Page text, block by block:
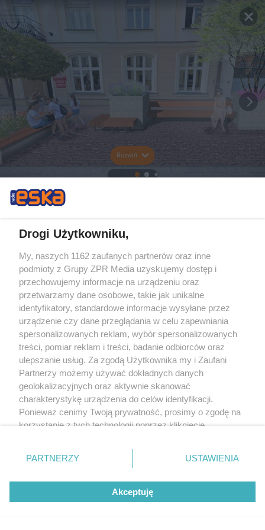
Rozwiń
Drogi Użytkowniku,
My, naszych 1162 zaufanych partnerów oraz inne
podmioty z Grupy ZPR Media uzyskujemy dostęp i
przechowujemy informacje na urządzeniu oraz
przetwarzamy dane osobowe, takie jak unikalne
identyfikatory, standardowe informacje wysyłane przez
urządzenie czy dane przeglądania w celu zapewniania
spersonalizowanych reklam, wybór spersonalizowanych
treści, pomiar reklam i treści, badanie odbiorców oraz
ulepszanie usług. Za zgodą Użytkownika my i Zaufani
Partnerzy możemy używać dokładnych danych
geolokalizacyjnych oraz aktywnie skanować
charakterystykę urządzenia do celów identyfikacji.
Ponieważ cenimy Twoją prywatność, prosimy o zgodę na
korzystanie z tych technologii poprzez kliknięcie
zmienić/wycofać klikając przycisk ustawień prywatności
znajdujący się w lewym dolnym rogu strony
rodzaje przetwarzania danych nie wymagają zgody
użytkownika, ale masz prawo sprzeciwić się takiemu
przetwarzaniu. Preferencje będą miały zastosowanie tylko
PARTNERZY USTAWIENIA
Akceptuję